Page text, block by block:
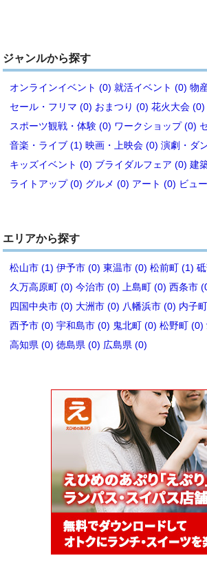
ジャンルから探す
オンラインイベント (0) 就活イベント (0) 物
セール・フリマ (0) おまつり (0) 花火大会 (0)
スポーツ観戦・体験 (0) ワークショップ (0)
音楽・ライブ (1) 映画・上映会 (0) 演劇・ダ
キッズイベント (0) ブライダルフェア (0) 建
ライトアップ (0) グルメ (0) アート (0) ビュ
エリアから探す
松山市 (1) 伊予市 (0) 東温市 (0) 松前町 (1)
久万高原町 (0) 今治市 (0) 上島町 (0) 西条市
四国中央市 (0) 大洲市 (0) 八幡浜市 (0) 内子
西予市 (0) 宇和島市 (0) 鬼北町 (0) 松野町 (0)
高知県 (0) 徳島県 (0) 広島県 (0)